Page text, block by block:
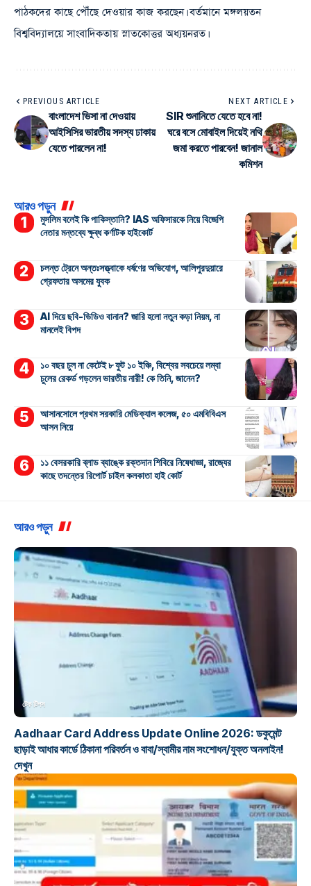
পাঠকদের কাছে পৌঁছে দেওয়ার কাজ করছেন। বর্তমানে মঙ্গলয়তন
বিশ্ববিদ্যালয়ে সাংবাদিকতায় স্নাতকোত্তর অধ্যয়নরত।
PREVIOUS ARTICLE
বাংলাদেশ ভিসা না দেওয়ায়
আইসিসির ভারতীয় সদস্য ঢাকায়
যেতে পারলেন না!
NEXT ARTICLE
SIR শুনানিতে যেতে হবে না!
ঘরে বসে মোবাইল দিয়েই নথি
জমা করতে পারবেন! জানাল
কমিশন
আরও পড়ুন
মুসলিম বলেই কি পাকিস্তানি? IAS অফিসারকে নিয়ে বিজেপি
নেতার মন্তব্যে ক্ষুব্ধ কর্ণাটক হাইকোর্ট
চলন্ত ট্রেনে অন্তঃসত্ত্বাকে ধর্ষণের অভিযোগ, আলিপুরদুয়ারে
গ্রেফতার অসমের যুবক
AI দিয়ে ছবি-ভিডিও বানান? জারি হলো নতুন কড়া নিয়ম, না
মানলেই বিপদ
১০ বছর চুল না কেটেই ৮ ফুট ১০ ইঞ্চি, বিশ্বের সবচেয়ে লম্বা
চুলের রেকর্ড গড়লেন ভারতীয় নারী! কে তিনি, জানেন?
আসানসোলে প্রথম সরকারি মেডিক্যাল কলেজ, ৫০ এমবিবিএস
আসন নিয়ে
১১ বেসরকারি ব্লাড ব্যাঙ্কে রক্তদান শিবিরে নিষেধাজ্ঞা, রাজ্যের
কাছে তদন্তের রিপোর্ট চাইল কলকাতা হাই কোর্ট
আরও পড়ুন
টেক টিপস
Aadhaar Card Address Update Online 2026: ডকুমেন্ট
ছাড়াই আধার কার্ডে ঠিকানা পরিবর্তন ও বাবা/স্বামীর নাম সংশোধন/যুক্ত অনলাইন!
দেখুন